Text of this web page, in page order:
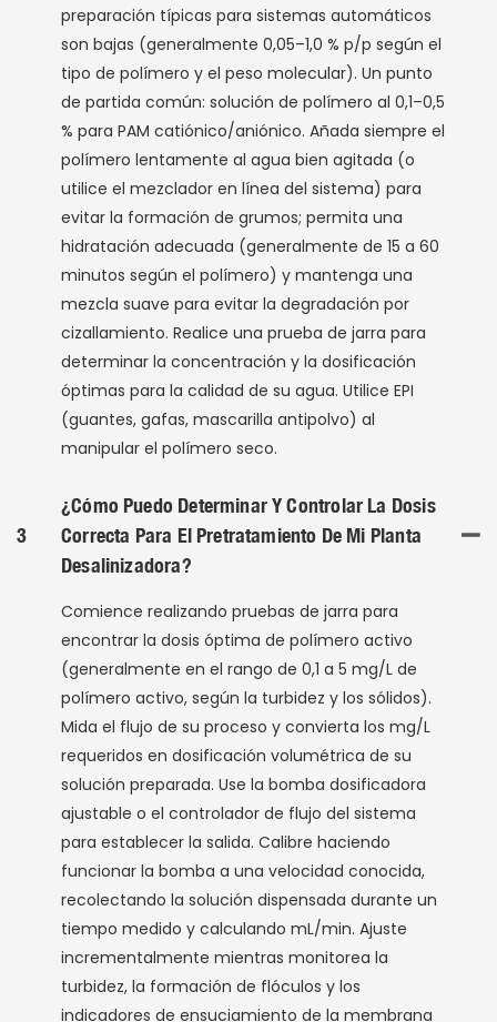
preparación típicas para sistemas automáticos
son bajas (generalmente 0,05–1,0 % p/p según el
tipo de polímero y el peso molecular). Un punto
de partida común: solución de polímero al 0,1–0,5
% para PAM catiónico/aniónico. Añada siempre el
polímero lentamente al agua bien agitada (o
utilice el mezclador en línea del sistema) para
evitar la formación de grumos; permita una
hidratación adecuada (generalmente de 15 a 60
minutos según el polímero) y mantenga una
mezcla suave para evitar la degradación por
cizallamiento. Realice una prueba de jarra para
determinar la concentración y la dosificación
óptimas para la calidad de su agua. Utilice EPI
(guantes, gafas, mascarilla antipolvo) al
manipular el polímero seco.
3
¿Cómo Puedo Determinar Y Controlar La Dosis
Correcta Para El Pretratamiento De Mi Planta
Desalinizadora?
Comience realizando pruebas de jarra para
encontrar la dosis óptima de polímero activo
(generalmente en el rango de 0,1 a 5 mg/L de
polímero activo, según la turbidez y los sólidos).
Mida el flujo de su proceso y convierta los mg/L
requeridos en dosificación volumétrica de su
solución preparada. Use la bomba dosificadora
ajustable o el controlador de flujo del sistema
para establecer la salida. Calibre haciendo
funcionar la bomba a una velocidad conocida,
recolectando la solución dispensada durante un
tiempo medido y calculando mL/min. Ajuste
incrementalmente mientras monitorea la
turbidez, la formación de flóculos y los
indicadores de ensuciamiento de la membrana